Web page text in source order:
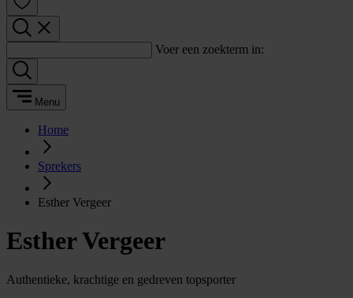
Voer een zoekterm in:
Menu
Home
Sprekers
Esther Vergeer
Esther Vergeer
Authentieke, krachtige en gedreven topsporter